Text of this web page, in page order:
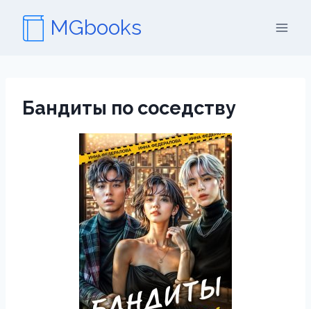
содержимому
MGbooks
Бандиты по соседству